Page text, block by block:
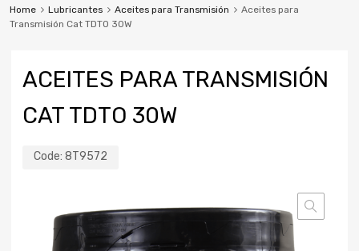
Home Lubricantes Aceites para Transmisión
Aceites para
Transmisión Cat TDTO 30W
ACEITES PARA TRANSMISIÓN
CAT TDTO 30W
Code: 8T9572